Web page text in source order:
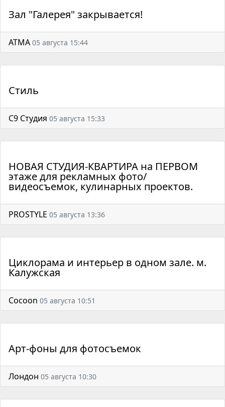
Зал "Галерея" закрывается!
АТМА 05 августа 15:44
Стиль
С9 Студия 05 августа 15:33
НОВАЯ СТУДИЯ-КВАРТИРА на ПЕРВОМ
этаже для рекламных фото/
видеосъемок, кулинарных проектов.
PROSTYLE 05 августа 13:36
Циклорама и интерьер в одном зале. м.
Калужская
Cocoon 05 августа 10:51
Арт-фоны для фотосъемок
Лондон 05 августа 10:30